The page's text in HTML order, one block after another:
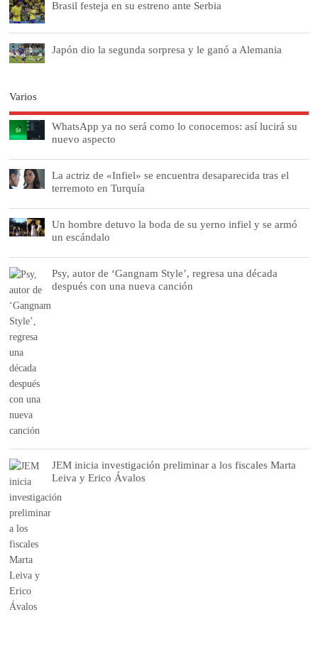
Brasil festeja en su estreno ante Serbia
Japón dio la segunda sorpresa y le ganó a Alemania
Varios
WhatsApp ya no será como lo conocemos: así lucirá su
nuevo aspecto
La actriz de «Infiel» se encuentra desaparecida tras el
terremoto en Turquía
Un hombre detuvo la boda de su yerno infiel y se armó
un escándalo
Psy, autor de ‘Gangnam Style’, regresa una década
después con una nueva canción
JEM inicia investigación preliminar a los fiscales Marta
Leiva y Erico Ávalos